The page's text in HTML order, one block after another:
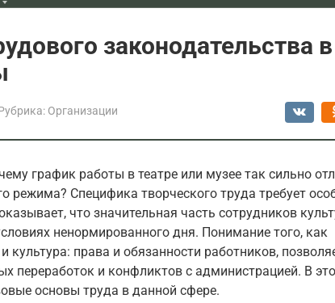
законодательства в
Организации
график работы в театре или музее так сильно
режима? Специфика творческого труда требует
что значительная часть сотрудников
ненормированного дня. Понимание того, как
права и обязанности работников,
переработок и конфликтов с администрацией. В
основы труда в данной сфере.